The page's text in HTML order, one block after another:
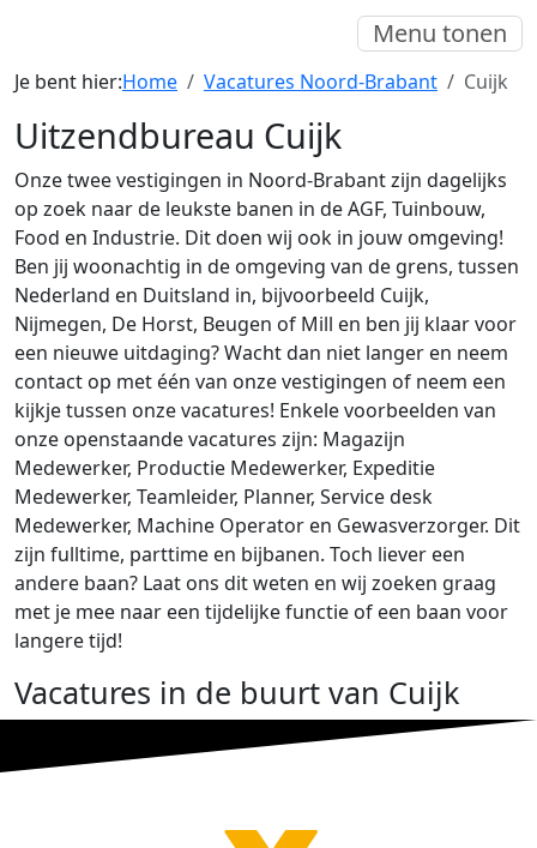
Menu tonen
Je bent hier:Home Vacatures Noord-Brabant Cuijk
Uitzendbureau Cuijk
Onze twee vestigingen in Noord-Brabant zijn dagelijks
op zoek naar de leukste banen in de AGF, Tuinbouw,
Food en Industrie. Dit doen wij ook in jouw omgeving!
Ben jij woonachtig in de omgeving van de grens, tussen
Nederland en Duitsland in, bijvoorbeeld Cuijk,
Nijmegen, De Horst, Beugen of Mill en ben jij klaar voor
een nieuwe uitdaging? Wacht dan niet langer en neem
contact op met één van onze vestigingen of neem een
kijkje tussen onze vacatures! Enkele voorbeelden van
onze openstaande vacatures zijn: Magazijn
Medewerker, Productie Medewerker, Expeditie
Medewerker, Teamleider, Planner, Service desk
Medewerker, Machine Operator en Gewasverzorger. Dit
zijn fulltime, parttime en bijbanen. Toch liever een
andere baan? Laat ons dit weten en wij zoeken graag
met je mee naar een tijdelijke functie of een baan voor
langere tijd!
Vacatures in de buurt van Cuijk